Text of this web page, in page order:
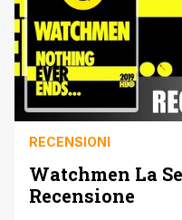
RECENSIONI
Watchmen La
Recensione